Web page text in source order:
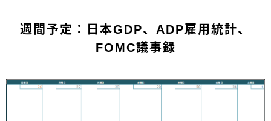
週間予定：日本GDP、ADP雇用統計、
FOMC議事録